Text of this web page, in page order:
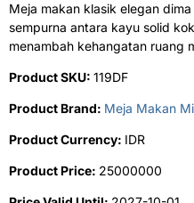
Meja makan klasik elegan
sempurna antara kayu solid
menambah kehangatan ruang
Product SKU: 119DF
Product Brand: Meja Makan
Product Currency: IDR
Product Price: 25000000